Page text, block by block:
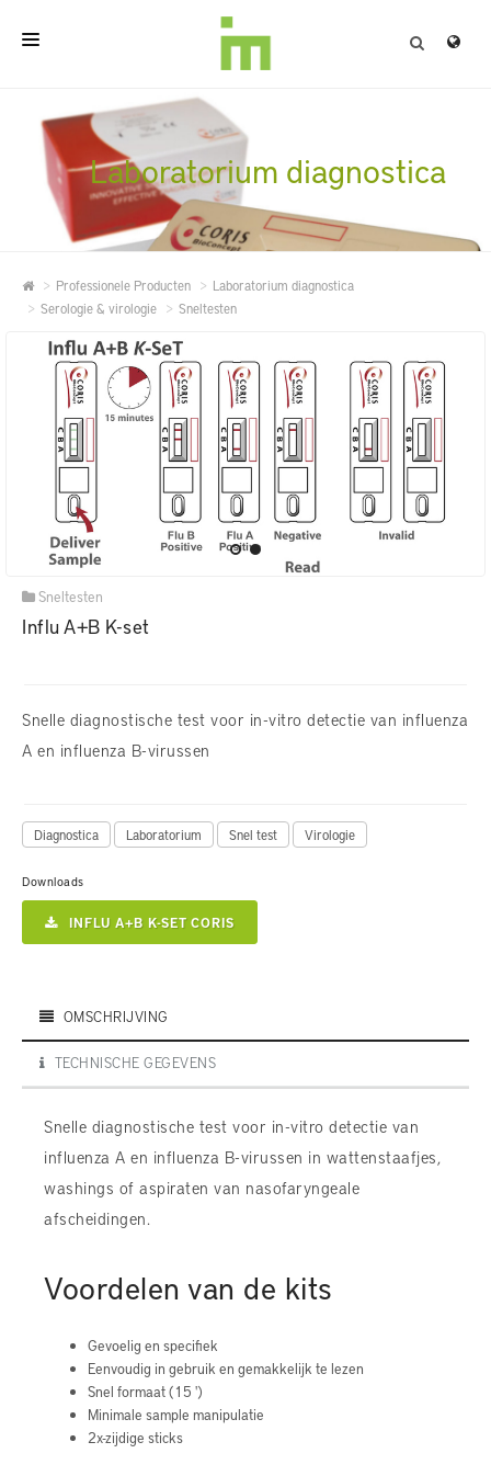
OVER
PROFESSIONELE PRODUCTEN
KWALITEIT
CONTACT
Laboratorium diagnostica
Professionele Producten
Laboratorium diagnostica
Serologie & virologie
Sneltesten
Sneltesten
Influ A+B K-set
Snelle diagnostische test voor in-vitro detectie van influenza
A en influenza B-virussen
Diagnostica Laboratorium Snel test Virologie
Downloads
INFLU A+B K-SET CORIS
OMSCHRIJVING
TECHNISCHE GEGEVENS
Snelle diagnostische test voor in-vitro detectie van
influenza A en influenza B-virussen in wattenstaafjes,
washings of aspiraten van nasofaryngeale
afscheidingen.
Voordelen van de kits
Gevoelig en specifiek
Eenvoudig in gebruik en gemakkelijk te lezen
Snel formaat (15 ')
Minimale sample manipulatie
2x-zijdige sticks